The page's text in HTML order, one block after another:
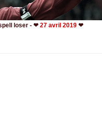
loser - ❤ 27 avril 2019 ❤